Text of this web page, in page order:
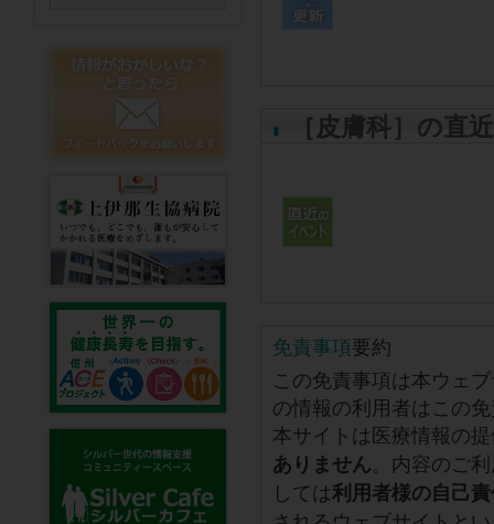
［皮膚科］の直
免責事項要約
この免責事項は本ウェ
の情報の利用者はこの
本サイトは医療情報の
ありません。内容のご
しては利用者様の自己